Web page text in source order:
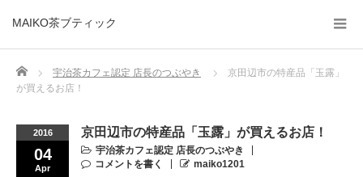
MAIKO茶ブティック
Home 宇治茶カフェ認定 店長のつぶやき
京田辺市の特産品「玉露」
が買えるお店！
2016
04
Apr
京田辺市の特産品「玉露」が買えるお店！
宇治茶カフェ認定 店長のつぶやき
コメントを書く
maiko1201